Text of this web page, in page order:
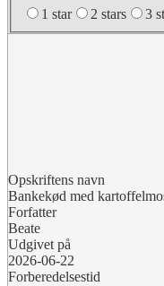
1 star
2 stars 3
Opskriftens navn
Bankekød med
Forfatter
Beate
Udgivet på
2026-06-22
Forberedelsestid